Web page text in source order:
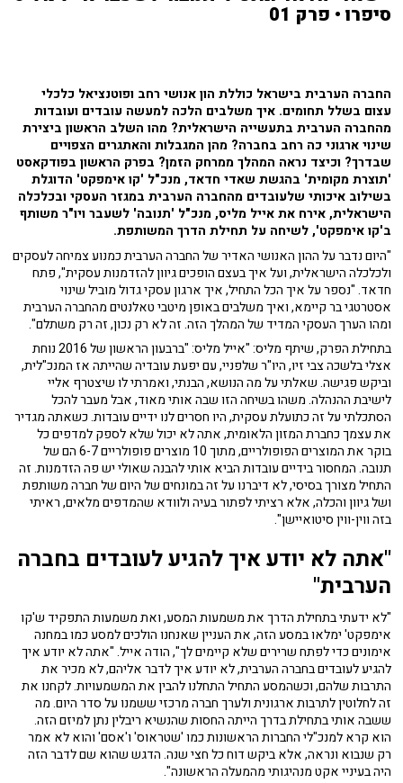
סיפרו • פרק 01
החברה הערבית בישראל כוללת הון אנושי רחב ופוטנציאל כלכלי
עצום בשלל תחומים. איך משלבים הלכה למעשה עובדים ועובדות
מהחברה הערבית בתעשייה הישראלית? מהו השלב הראשון ביצירת
שינוי ארגוני כה רחב בחברה? מהן המגבלות והאתגרים הצפויים
שבדרך? וכיצד נראה המהלך ממרחק הזמן? בפרק הראשון בפודקאסט
'תוצרת מקומית' בהגשת שאדי חדאד, מנכ"ל 'קו אימפקט' הדוגלת
בשילוב איכותי שלעובדים מהחברה הערבית במגזר העסקי ובכלכלה
הישראלית, אירח את אייל מליס, מנכ"ל 'תנובה' לשעבר ויו"ר משותף
ב'קו אימפקט', לשיחה על תחילת הדרך המשותפת.
"היום נדבר על ההון האנושי האדיר של החברה הערבית כמנוע צמיחה לעסקים
ולכלכלה הישראלית, ועל איך בעצם הופכים גיוון להזדמנות עסקית", פתח
חדאד. "נספר על איך הכל התחיל, איך ארגון עסקי גדול מוביל שינוי
אסטרטגי בר קיימא, ואיך משלבים באופן מיטבי טאלנטים מהחברה הערבית
ומהו הערך העסקי המדיד של המהלך הזה. זה לא רק נכון, זה רק משתלם".
בתחילת הפרק, שיתף מליס: "אייל מליס: "ברבעון הראשון של 2016 נוחת
אצלי בלשכה צבי זיו, היו"ר שלפניי, עם יפעת עובדיה שהייתה אז המנכ"לית,
וביקש פגישה. שאלתי על מה הנושא, הבנתי, ואמרתי לו שיצטרף אליי
לישיבת ההנהלה. משהו בשיחה הזו שבה אותי מאוד, אבל מעבר להכל
הסתכלתי על זה כתועלת עסקית, היו חסרים לנו ידיים עובדות. כשאתה מגדיר
את עצמך כחברת המזון הלאומית, אתה לא יכול שלא לספק למדפים כל
בוקר את המוצרים הפופולריים, מתוך 10 מוצרים פופולריים 6-7 הם של
תנובה. המחסור בידיים עובדות הביא אותי להבנה שאולי יש פה הזדמנות. זה
התחיל מצורך בסיסי, לא דיברנו על זה במונחים של היום של חברה משותפת
ושל גיוון והכלה, אלא רציתי לפתור בעיה ולוודא שהמדפים מלאים, ראיתי
בזה ווין-ווין סיטואיישן".
"אתה לא יודע איך להגיע לעובדים בחברה
הערבית"
"לא ידעתי בתחילת הדרך את משמעות המסע, ואת משמעות התפקיד ש'קו
אימפקט' ימלאו במסע הזה, את העניין שאנחנו הולכים למסע כמו במחנה
אימונים כדי לפתח שרירים שלא קיימים לך", הודה אייל. "אתה לא יודע איך
להגיע לעובדים בחברה הערבית, לא יודע איך לדבר אליהם, לא מכיר את
התרבות שלהם, וכשהמסע התחיל התחלנו להבין את המשמעויות. לקחנו את
זה לחלוטין לתרבות ארגונית ולערך חברה מרכזי ששמנו על סדר היום. מה
ששבה אותי בתחילת בדרך הייתה החסות שהנשיא ריבלין נתן למיזם הזה.
הוא קרא למנכ"לי החברות הראשונות כמו 'שטראוס' ו'אסם' והוא לא אמר
רק שנבוא ונראה, אלא ביקש דוח כל חצי שנה. הדגש שהוא שם לדבר הזה
היה בעיניי אקט מנהיגותי מהמעלה הראשונה".